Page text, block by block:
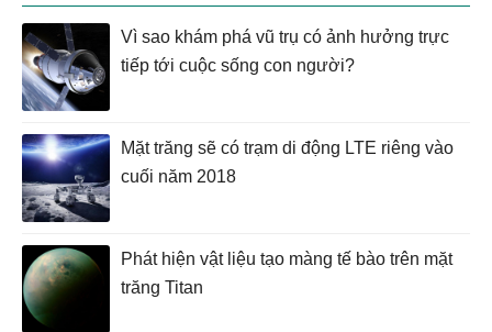
Vì sao khám phá vũ trụ có ảnh hưởng trực
tiếp tới cuộc sống con người?
Mặt trăng sẽ có trạm di động LTE riêng vào
cuối năm 2018
Phát hiện vật liệu tạo màng tế bào trên mặt
trăng Titan